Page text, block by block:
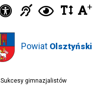
Powiat Olsztyński
Ikonka
dostępności
IkonkaIkonka
w
+
Sukcesy gimnazjalistów